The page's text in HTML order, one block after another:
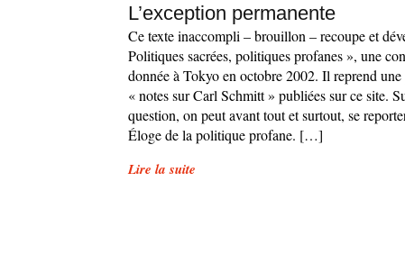
L’exception permanente
Ce texte inaccompli – brouillon – recoupe et
Politiques sacrées, politiques profanes », une
donnée à Tokyo en octobre 2002. Il reprend une
« notes sur Carl Schmitt » publiées sur ce site.
question, on peut avant tout et surtout, se
Éloge de la politique profane. […]
Lire la suite